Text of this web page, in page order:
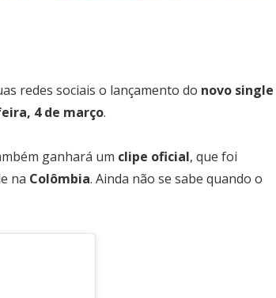
redes sociais o lançamento do novo single
4 de março.
ganhará um clipe oficial, que foi
na Colômbia. Ainda não se sabe quando o